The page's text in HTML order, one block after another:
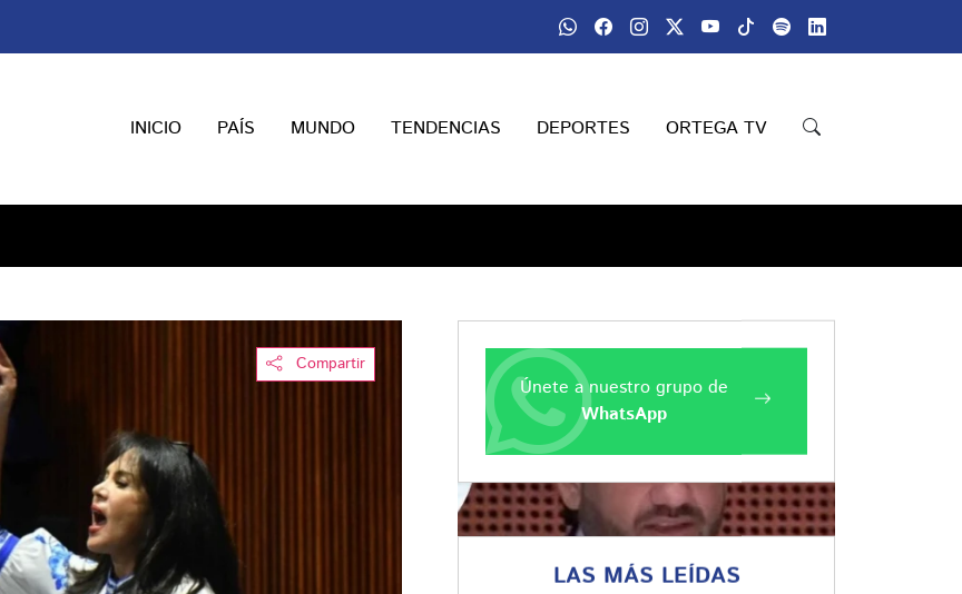
INICIO PAÍS MUNDO TENDENCIAS DEPORTES ORTEGA TV
Compartir
Únete a nuestro grupo de
WhatsApp
LAS MÁS LEÍDAS